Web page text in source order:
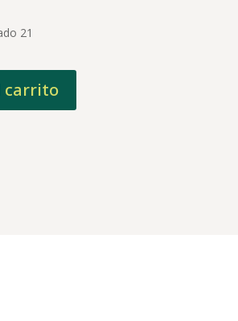
21
carrito